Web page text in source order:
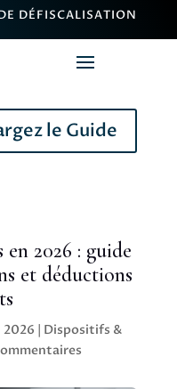
DÉFISCALISATION
le Guide
2026 : guide
et déductions
2026 | Dispositifs &